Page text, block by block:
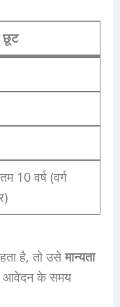
10 वर्ष (वर्ग
है, तो उसेमान्यता
के समय